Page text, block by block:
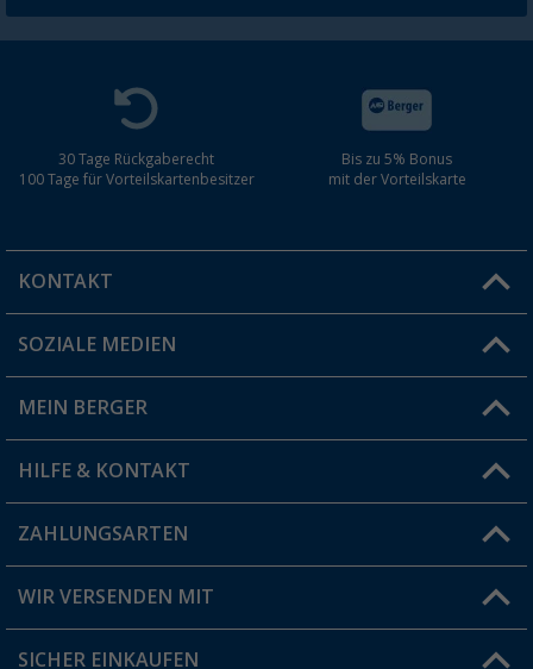
30 Tage Rückgaberecht
100 Tage für Vorteilskartenbesitzer
Bis zu 5% Bonus
mit der Vorteilskarte
KONTAKT
Du hast eine Frage?
Filiale finden
SOZIALE MEDIEN
MEIN BERGER
Vorteilskarte
Blog
Jobs & Karriere
HILFE & KONTAKT
FAQ & Kontakt
Versandinformationen
ZAHLUNGSARTEN
WIR VERSENDEN MIT
SICHER EINKAUFEN